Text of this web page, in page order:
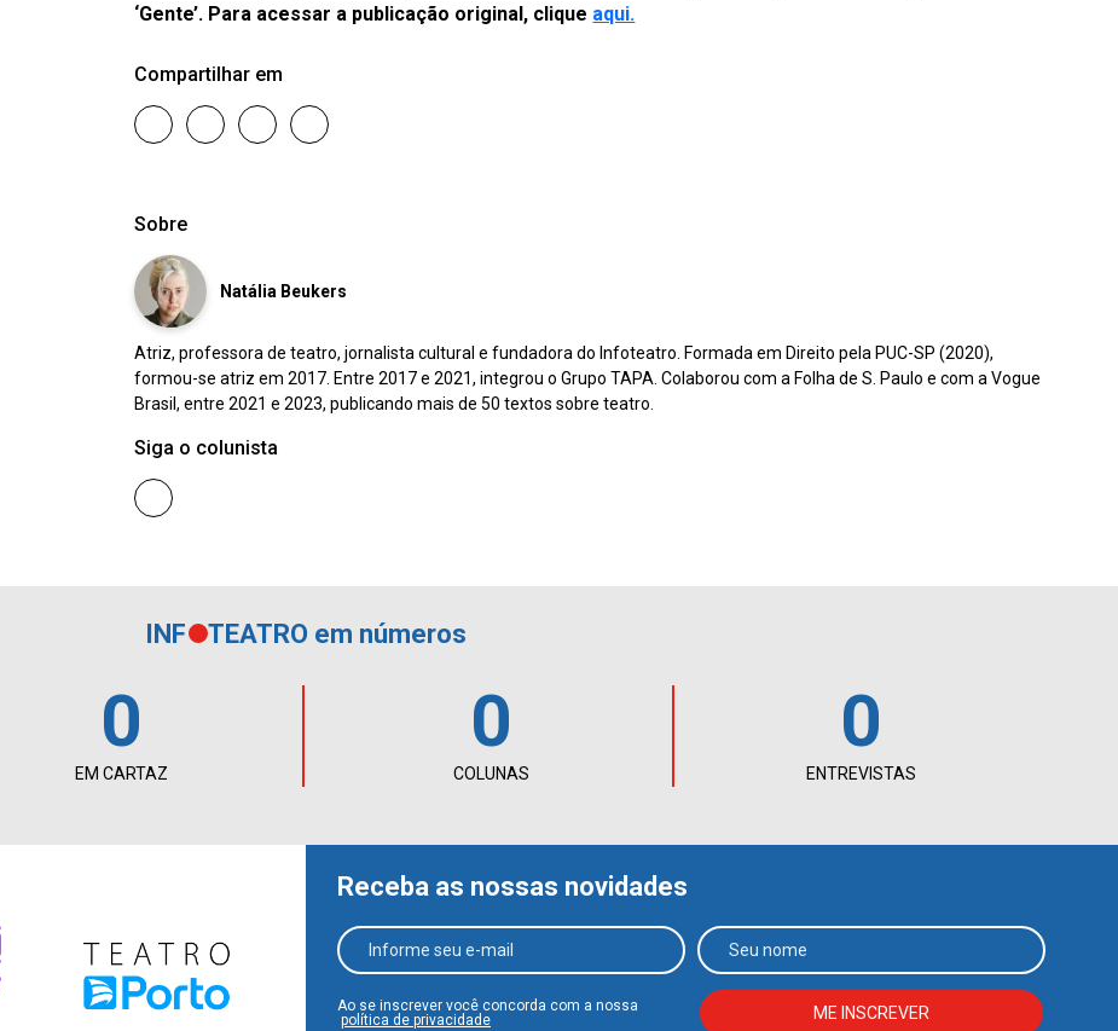
‘Gente’. Para acessar a publicação original, clique aqui.
Compartilhar em
Sobre
Natália Beukers
Atriz, professora de teatro, jornalista cultural e fundadora do Infoteatro. Formada em Direito pela PUC-SP (2020),
formou-se atriz em 2017. Entre 2017 e 2021, integrou o Grupo TAPA. Colaborou com a Folha de S. Paulo e com a Vogue
Brasil, entre 2021 e 2023, publicando mais de 50 textos sobre teatro.
Siga o colunista
INF TEATRO em números
0
EM CARTAZ
0
COLUNAS
0
ENTREVISTAS
Receba as nossas novidades
Ao se inscrever você concorda com a nossa
política de privacidade